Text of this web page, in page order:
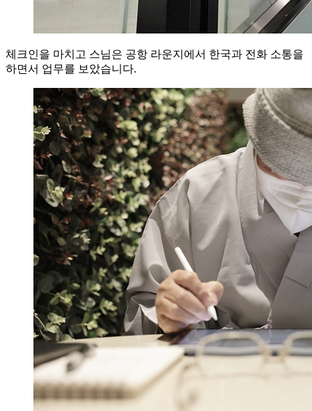
체크인을 마치고 스님은 공항 라운지에서 한국과 전화 소통을
하면서 업무를 보았습니다.